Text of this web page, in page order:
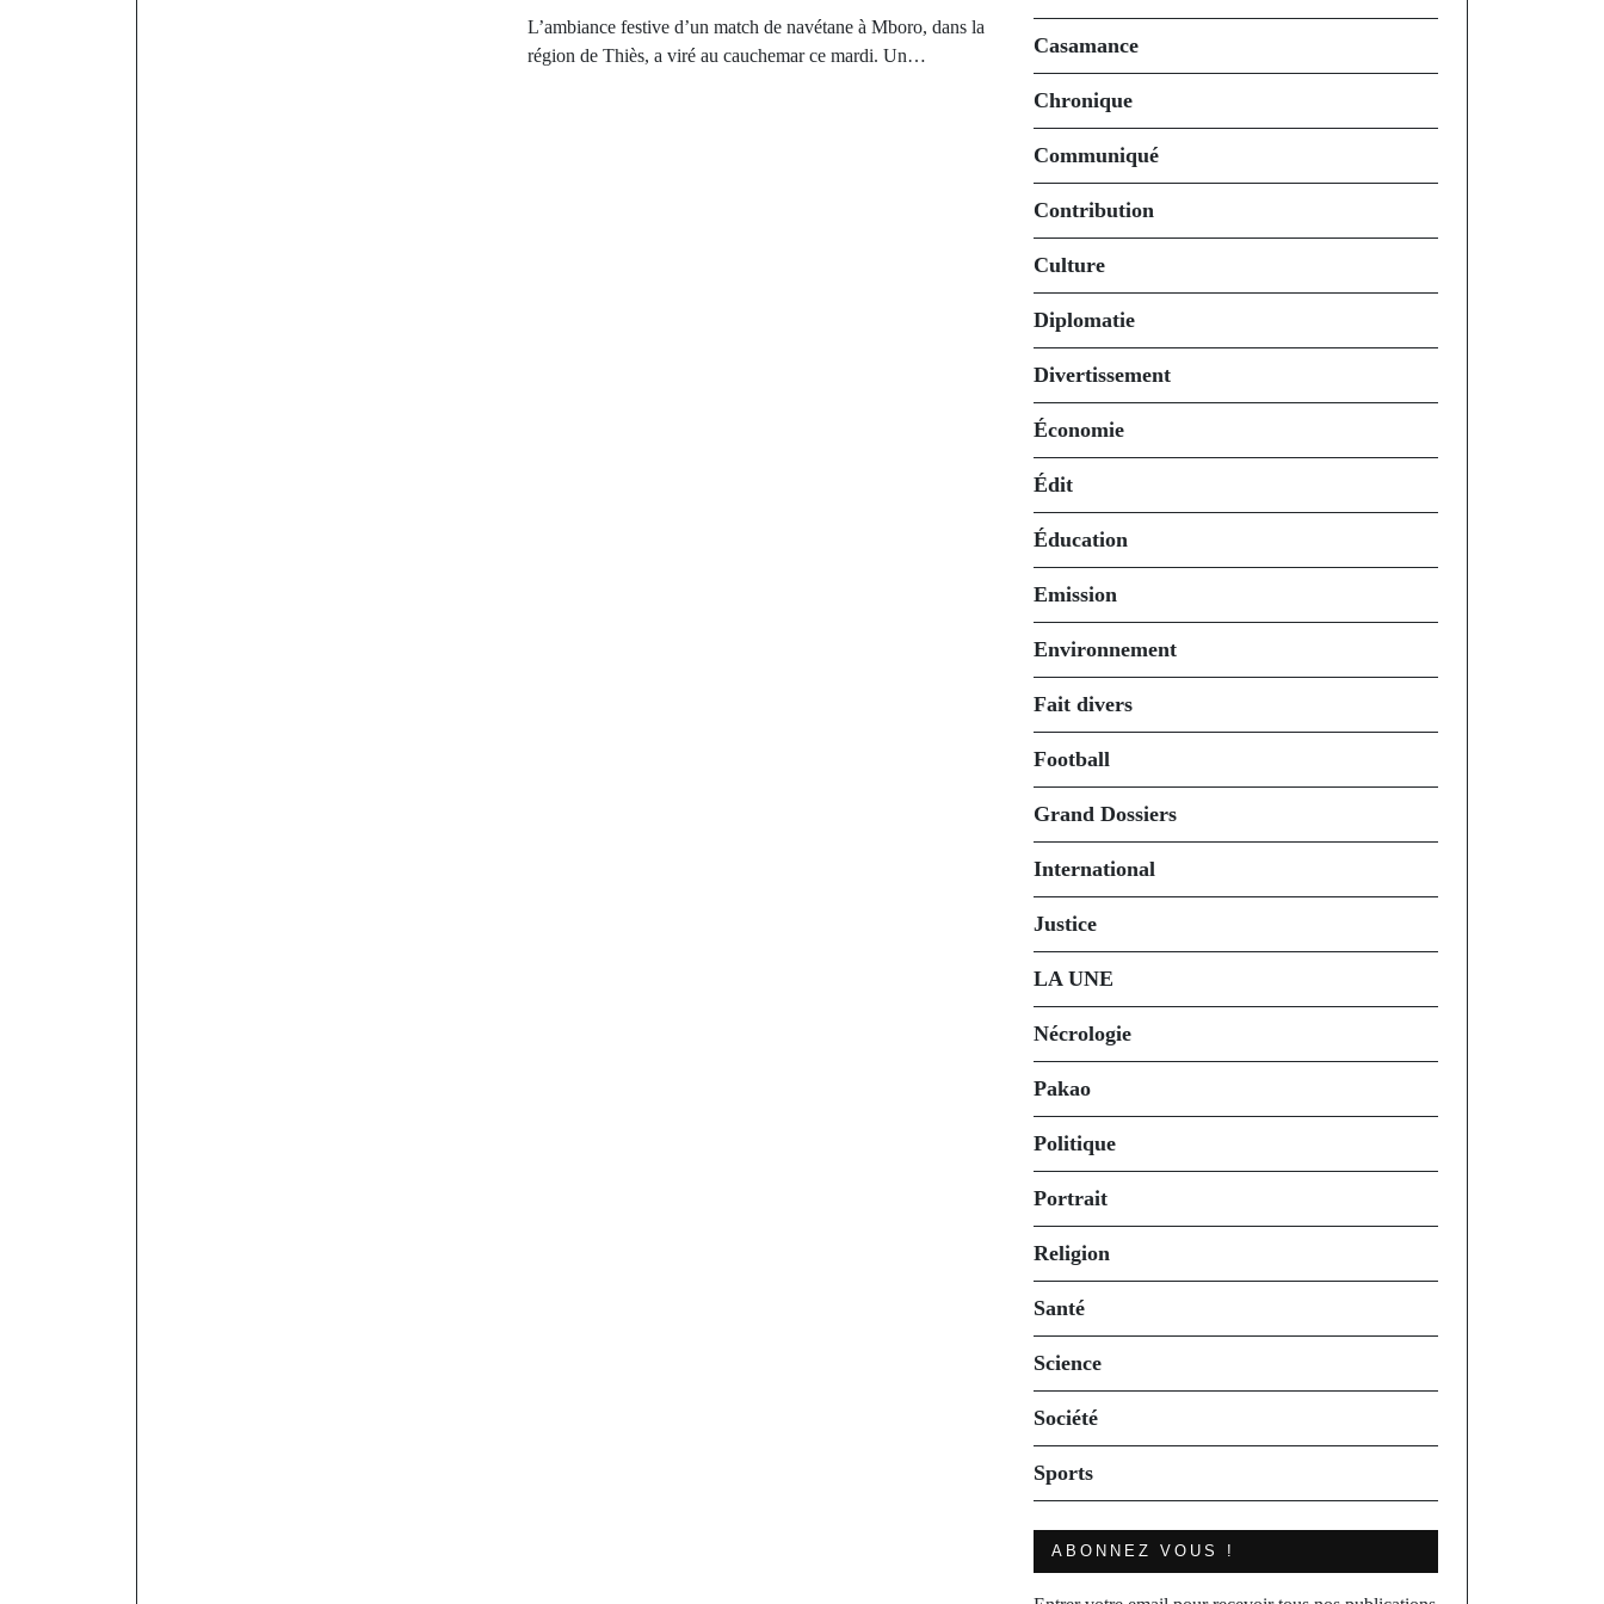
L’ambiance festive d’un match de navétane à Mboro, dans la
région de Thiès, a viré au cauchemar ce mardi. Un…
Casamance
Chronique
Communiqué
Contribution
Culture
Diplomatie
Divertissement
Économie
Édit
Éducation
Emission
Environnement
Fait divers
Football
Grand Dossiers
International
Justice
LA UNE
Nécrologie
Pakao
Politique
Portrait
Religion
Santé
Science
Société
Sports
ABONNEZ VOUS !